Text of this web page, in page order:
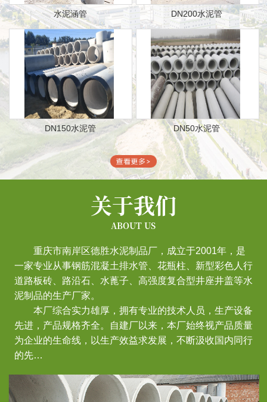
水泥涵管 DN200水泥管
DN150水泥管 DN50水泥管
关于我们
ABOUT US
重庆市南岸区德胜水泥制品厂，成立于2001年，是
一家专业从事钢筋混凝土排水管、花瓶柱、新型彩色人行
道路板砖、路沿石、水蓖子、高强度复合型井座井盖等水
泥制品的生产厂家。
本厂综合实力雄厚，拥有专业的技术人员，生产设备
先进，产品规格齐全。自建厂以来，本厂始终视产品质量
为企业的生命线，以生产效益求发展，不断汲收国内同行
的先…